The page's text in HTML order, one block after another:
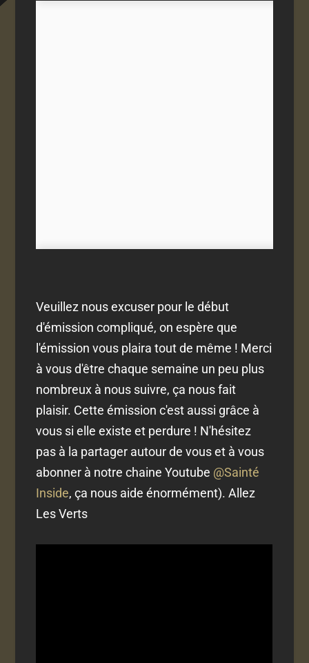
Veuillez nous excuser pour le début
d'émission compliqué, on espère que
l'émission vous plaira tout de même ! Merci
à vous d'être chaque semaine un peu plus
nombreux à nous suivre, ça nous fait
plaisir. Cette émission c'est aussi grâce à
vous si elle existe et perdure ! N'hésitez
pas à la partager autour de vous et à vous
abonner à notre chaine Youtube @Sainté
Inside, ça nous aide énormément). Allez
Les Verts